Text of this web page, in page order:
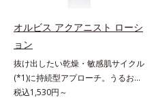
を配合。カプセルが浸透してから成
分を放出する特殊技術によって、高
い浸透力(*3)と安定性を実現。毛穴
の目立ちをしっかりケア(*4)して、
ゆらぎやすいニキビ肌を、みずみず
しい清潔な垢抜け肌(*1)へと導きま
オルビス アクアニスト ローシ
ョン
抜け出したい乾燥・敏感肌サイクル
(*1)に持続型アプローチ。うるおい
を追求した敏感肌用保湿スキンケア
税込1,530円～